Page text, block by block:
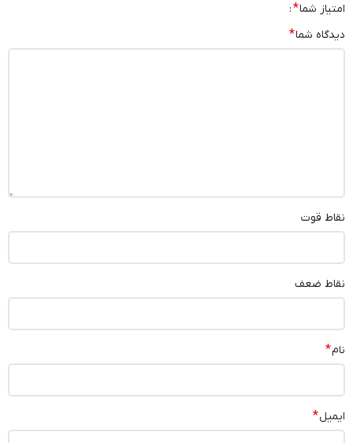
امتیاز شما*
دیدگاه شما*
نقاط قوت
نقاط ضعف
نام*
ایمیل*